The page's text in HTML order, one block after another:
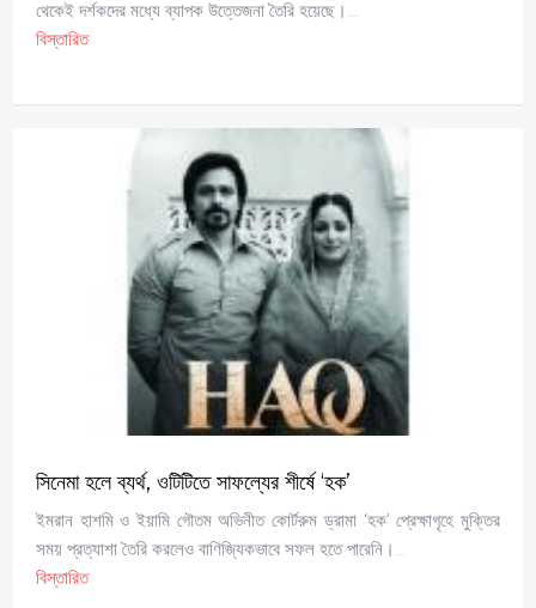
থেকেই দর্শকদের মধ্যে ব্যাপক উত্তেজনা তৈরি হয়েছে।...
বিস্তারিত
সিনেমা হলে ব্যর্থ, ওটিটিতে সাফল্যের শীর্ষে ‘হক’
ইমরান হাশমি ও ইয়ামি গৌতম অভিনীত কোর্টরুম ড্রামা ‘হক’ প্রেক্ষাগৃহে মুক্তির
সময় প্রত্যাশা তৈরি করলেও বাণিজ্যিকভাবে সফল হতে পারেনি।...
বিস্তারিত